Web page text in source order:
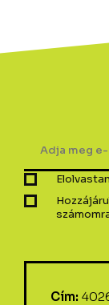
Cím: